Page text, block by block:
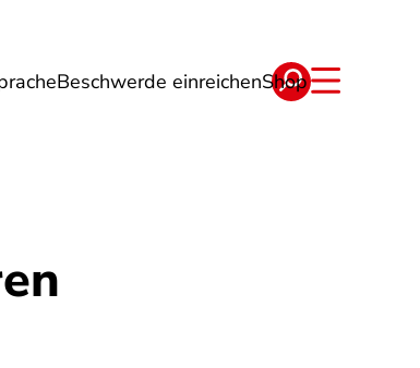
Beschwerde einreichenShop
Energie Reise Verträge